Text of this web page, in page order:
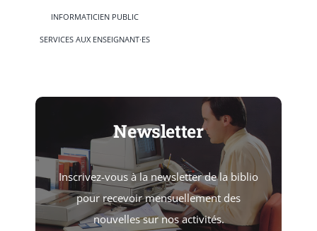
INFORMATICIEN PUBLIC
SERVICES AUX ENSEIGNANT·ES
Newsletter
Inscrivez-vous à la newsletter de la biblio
pour recevoir mensuellement des
nouvelles sur nos activités.